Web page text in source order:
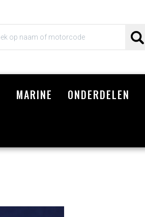
MARINE ONDERDELEN